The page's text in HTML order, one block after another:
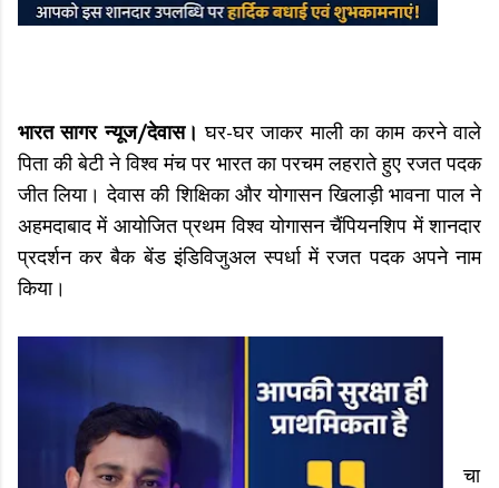
भारत सागर न्यूज/देवास।घर-घर जाकर माली का काम करने वाले
पिता की बेटी ने विश्व मंच पर भारत का परचम लहराते हुए रजत पदक
जीत लिया। देवास की शिक्षिका और योगासन खिलाड़ी भावना पाल ने
अहमदाबाद में आयोजित प्रथम विश्व योगासन चैंपियनशिप में शानदार
प्रदर्शन कर बैक बेंड इंडिविजुअल स्पर्धा में रजत पदक अपने नाम
किया।
चा